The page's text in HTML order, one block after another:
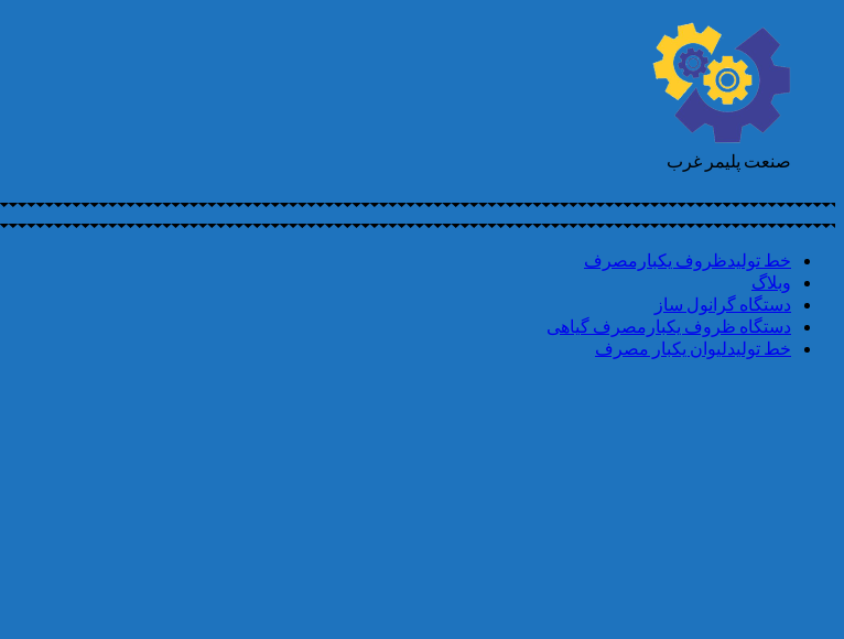
صنعت پلیمر غرب
خط تولیدظروف یکبارمصرف
وبلاگ
دستگاه گرانول ساز
دستگاه ظروف یکبارمصرف گیاهی
خط تولیدلیوان یکبار مصرف